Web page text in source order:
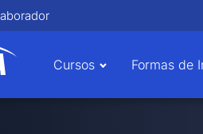
Cursos Formas de